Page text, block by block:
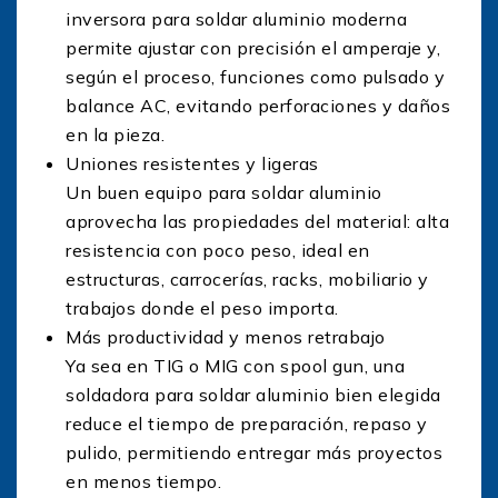
inversora para soldar aluminio moderna
permite ajustar con precisión el amperaje y,
según el proceso, funciones como pulsado y
balance AC, evitando perforaciones y daños
en la pieza.
Uniones resistentes y ligeras
Un buen equipo para soldar aluminio
aprovecha las propiedades del material: alta
resistencia con poco peso, ideal en
estructuras, carrocerías, racks, mobiliario y
trabajos donde el peso importa.
Más productividad y menos retrabajo
Ya sea en TIG o MIG con spool gun, una
soldadora para soldar aluminio bien elegida
reduce el tiempo de preparación, repaso y
pulido, permitiendo entregar más proyectos
en menos tiempo.